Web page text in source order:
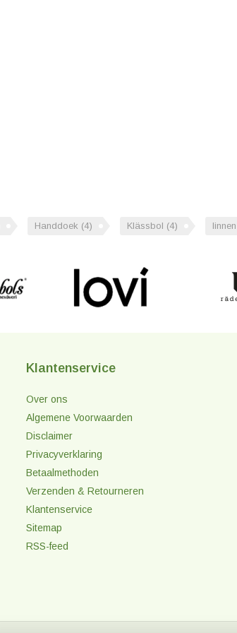
Handdoek (4) Klässbol (4) linnen
Klantenservice
Over ons
Algemene Voorwaarden
Disclaimer
Privacyverklaring
Betaalmethoden
Verzenden & Retourneren
Klantenservice
Sitemap
RSS-feed